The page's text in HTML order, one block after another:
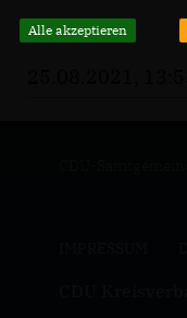
Alle akzeptieren